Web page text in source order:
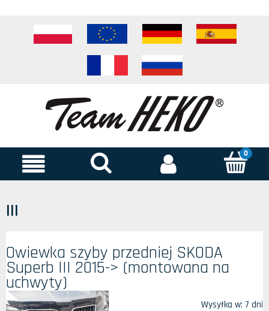
III
Owiewka szyby przedniej SKODA
Superb III 2015-> (montowana na
uchwyty)
Wysyłka w: 7 dni